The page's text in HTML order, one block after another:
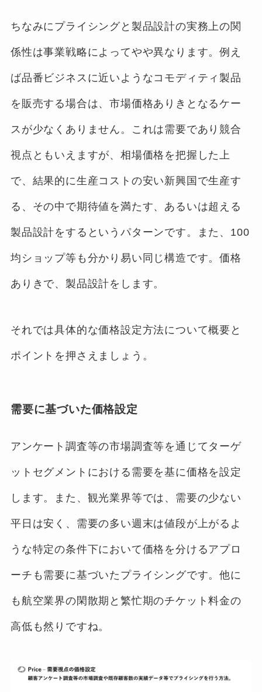
ちなみにプライシングと製品設計の実務上の関
係性は事業戦略によってやや異なります。例え
ば品番ビジネスに近いようなコモディティ製品
を販売する場合は、市場価格ありきとなるケー
スが少なくありません。これは需要であり競合
視点ともいえますが、相場価格を把握した上
で、結果的に生産コストの安い新興国で生産す
る、その中で期待値を満たす、あるいは超える
製品設計をするというパターンです。また、100
均ショップ等も分かり易い同じ構造です。価格
ありきで、製品設計をします。
それでは具体的な価格設定方法について概要と
ポイントを押さえましょう。
需要に基づいた価格設定
アンケート調査等の市場調査等を通じてターゲ
ットセグメントにおける需要を基に価格を設定
します。また、観光業界等では、需要の少ない
平日は安く、需要の多い週末は値段が上がるよ
うな特定の条件下において価格を分けるアプロ
ーチも需要に基づいたプライシングです。他に
も航空業界の閑散期と繁忙期のチケット料金の
高低も然りですね。